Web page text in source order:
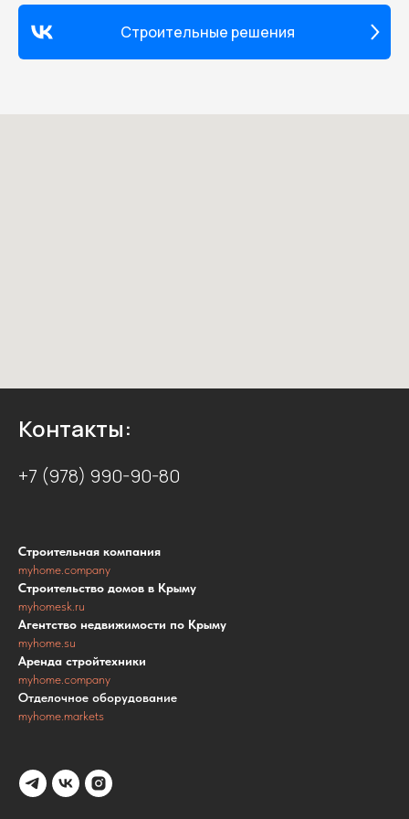
Строительные решения
Контакты:
+7 (978) 990-90-80
Строительная компания
myhome.company
Строительство домов в Крыму
myhomesk.ru
Агентство недвижимости по Крыму
myhome.su
Аренда стройтехники
myhome.company
Отделочное оборудование
myhome.markets